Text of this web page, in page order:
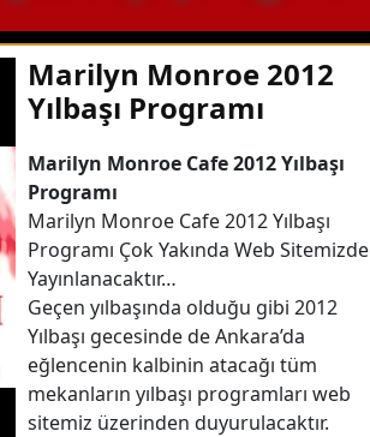
Marilyn Monroe 2012
Yılbaşı Programı
Marilyn Monroe Cafe 2012 Yılbaşı
Programı
Marilyn Monroe Cafe 2012 Yılbaşı
Programı Çok Yakında Web Sitemizde
Yayınlanacaktır…
Geçen yılbaşında olduğu gibi 2012
Yılbaşı gecesinde de Ankara’da
eğlencenin kalbinin atacağı tüm
mekanların yılbaşı programları web
sitemiz üzerinden duyurulacaktır.